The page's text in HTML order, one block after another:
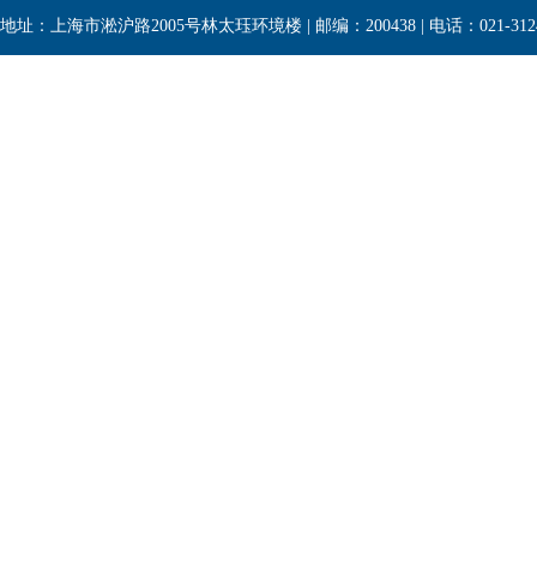
地址：上海市淞沪路2005号林太珏环境楼 | 邮编：200438 | 电话：021-